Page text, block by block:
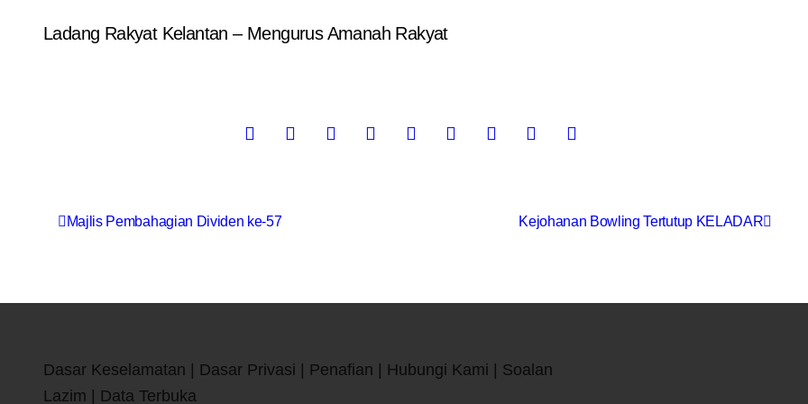
Ladang Rakyat Kelantan – Mengurus Amanah Rakyat
Majlis Pembahagian Dividen ke-57 Kejohanan Bowling Tertutup KELADAR
Dasar Keselamatan | Dasar Privasi | Penafian | Hubungi Kami | Soalan
Lazim | Data Terbuka